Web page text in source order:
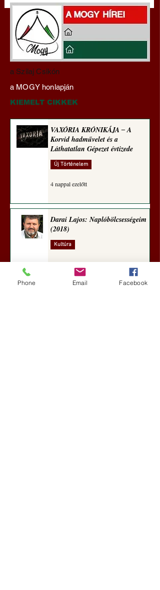
Darai Lajos:
Naplóbölcsességeim
(2024)
a Szilaj Csikón
a MOGY honlapján
KIEMELT CIKKEK
VAXÓRIA KRÓNIKÁJA ‒ A
Korvid hadművelet és a
Láthatatlan Gépezet évtizede
Új Történelem
4 nappal ezelőtt
Darai Lajos: Naplóbölcsességeim
(2018)
Kultúra
7 nappal ezelőtt
Phone Email Facebook